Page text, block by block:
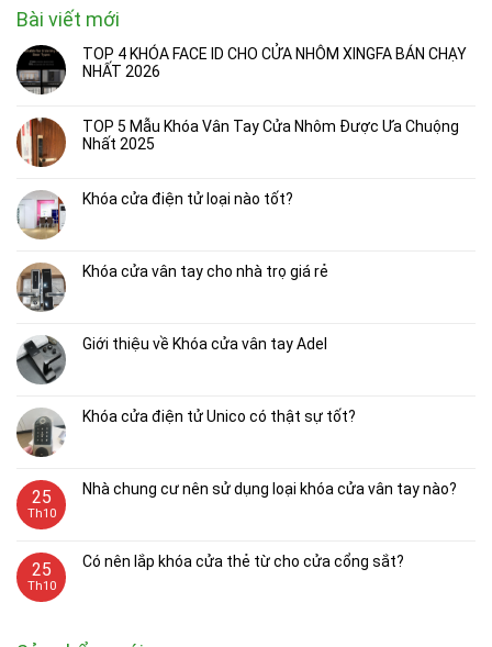
Bài viết mới
TOP 4 KHÓA FACE ID CHO CỬA NHÔM XINGFA BÁN CHẠY
NHẤT 2026
TOP 5 Mẫu Khóa Vân Tay Cửa Nhôm Được Ưa Chuộng
Nhất 2025
Khóa cửa điện tử loại nào tốt?
Khóa cửa vân tay cho nhà trọ giá rẻ
Giới thiệu về Khóa cửa vân tay Adel
Khóa cửa điện tử Unico có thật sự tốt?
25
Th10
Nhà chung cư nên sử dụng loại khóa cửa vân tay nào?
25
Th10
Có nên lắp khóa cửa thẻ từ cho cửa cổng sắt?